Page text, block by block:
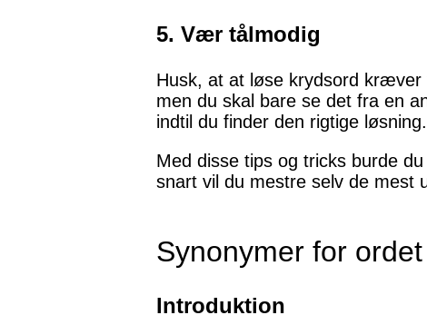
5. Vær tålmodig
Husk, at at løse krydsord kræver
men du skal bare se det fra en
indtil du finder den rigtige løsning.
Med disse tips og tricks burde
snart vil du mestre selv de mest
Synonymer for
Introduktion